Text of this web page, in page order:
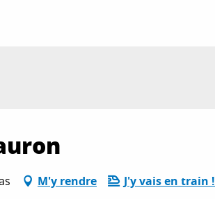
M'y rendre J'y vais en train !